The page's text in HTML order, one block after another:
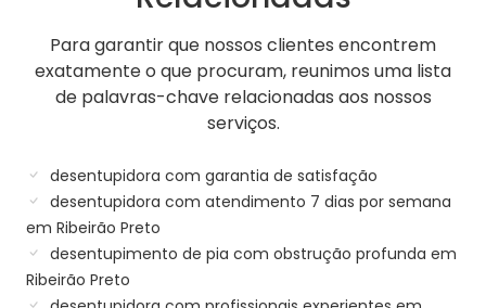
Para garantir que nossos clientes encontrem
exatamente o que procuram, reunimos uma lista
de palavras-chave relacionadas aos nossos
serviços.
desentupidora com garantia de satisfação
desentupidora com atendimento 7 dias por semana
em Ribeirão Preto
desentupimento de pia com obstrução profunda em
Ribeirão Preto